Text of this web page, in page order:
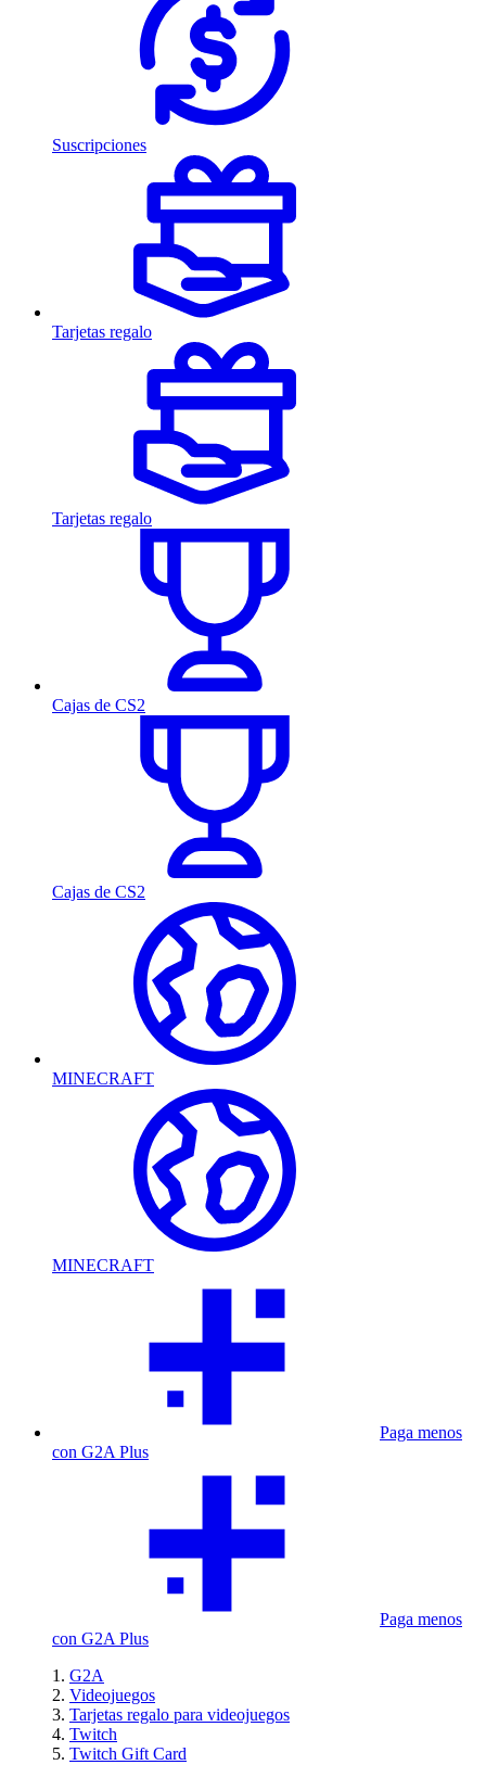
Suscripciones
Tarjetas regalo
Tarjetas regalo
Cajas de CS2
Cajas de CS2
MINECRAFT
MINECRAFT
Paga menos
con G2A Plus
Paga menos
con G2A Plus
G2A
Videojuegos
Tarjetas regalo para videojuegos
Twitch
Twitch Gift Card